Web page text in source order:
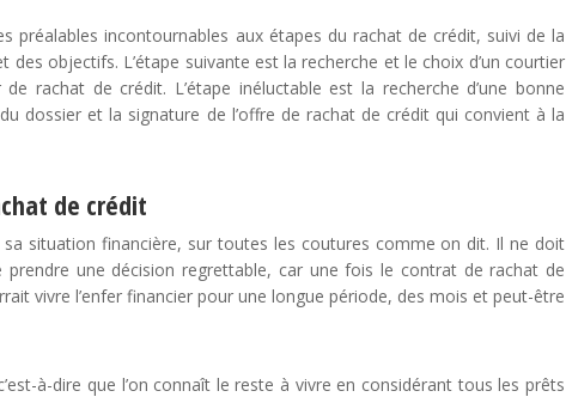
préalables incontournables aux étapes du rachat de crédit, suivi de la
des objectifs. L’étape suivante est la recherche et le choix d’un courtier
rachat de crédit. L’étape inéluctable est la recherche d’une bonne
dossier et la signature de l’offre de rachat de crédit qui convient à la
de crédit
sa situation financière, sur toutes les coutures comme on dit. Il ne doit
une décision regrettable, car une fois le contrat de rachat de
vivre l’enfer financier pour une longue période, des mois et peut-être
à-dire que l’on connaît le reste à vivre en considérant tous les prêts